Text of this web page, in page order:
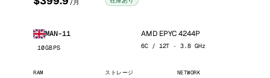
/月
MAN-11
10GBPS
AMD EPYC 4244P
6C / 12T · 3.8 GHz
RAM ストレージ NETWORK